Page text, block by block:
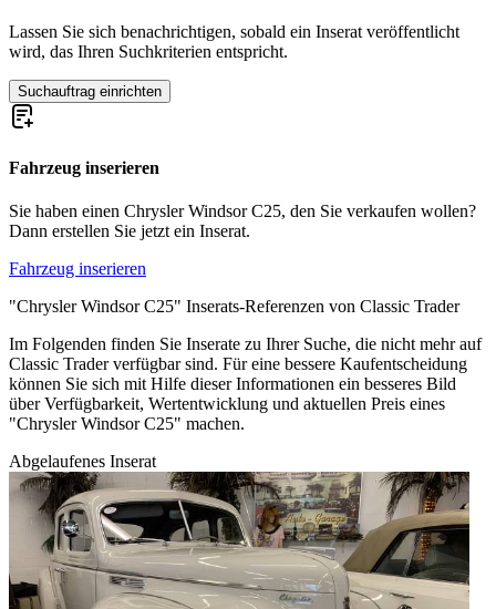
Lassen Sie sich benachrichtigen, sobald ein Inserat veröffentlicht
wird, das Ihren Suchkriterien entspricht.
Suchauftrag einrichten
Fahrzeug inserieren
Sie haben einen Chrysler Windsor C25, den Sie verkaufen wollen?
Dann erstellen Sie jetzt ein Inserat.
Fahrzeug inserieren
"Chrysler Windsor C25" Inserats-Referenzen von Classic Trader
Im Folgenden finden Sie Inserate zu Ihrer Suche, die nicht mehr auf
Classic Trader verfügbar sind. Für eine bessere Kaufentscheidung
können Sie sich mit Hilfe dieser Informationen ein besseres Bild
über Verfügbarkeit, Wertentwicklung und aktuellen Preis eines
"Chrysler Windsor C25" machen.
Abgelaufenes Inserat